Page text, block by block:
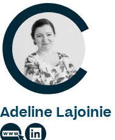
Adeline Lajoinie